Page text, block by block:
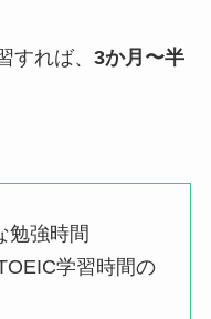
すれば、 3か月〜半
勉強時間
学習時間の